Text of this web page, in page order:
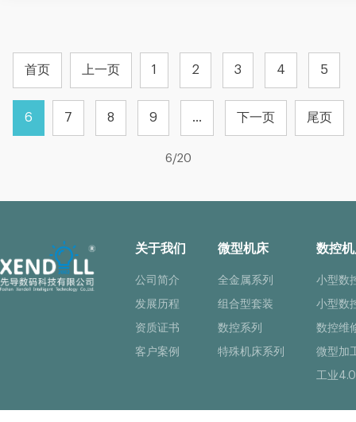
首页 上一页 1 2 3 4 5
6 7 8 9 ... 下一页 尾页
6/20
关于我们
公司简介
发展历程
资质证书
客户案例
微型机床
全金属系列
组合型套装
数控系列
特殊机床系列
数控
小型数
小型数
数控维
微型加
工业4.0